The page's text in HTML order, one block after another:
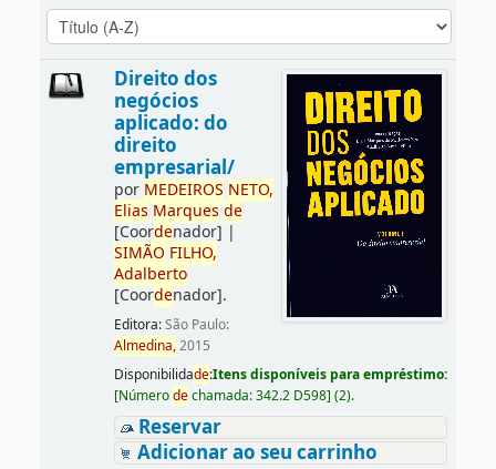
Direito dos
negócios
aplicado: do
direito
empresarial/
por MEDEIROS NETO,
Elias Marques de
[Coordenador] |
SIMÃO FILHO,
Adalberto
[Coordenador].
Editora:São Paulo:
Almedina,2015
Disponibilidade:Itens disponíveis para empréstimo:
[Númerodechamada:342.2 D598] (2).
Reservar
Adicionar ao seu carrinho